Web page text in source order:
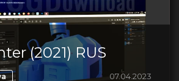
(2021) RUS
07.04.2023